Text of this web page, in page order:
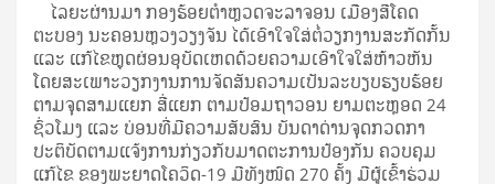
ໄລຍະຜ່ານມາ ກອງຮ້ອຍຕຳຫຼວດຈະລາຈອນ ເມືອງສີໂຄດ
ຕະບອງ ນະຄອນຫຼວງວຽງຈັນ ໄດ້ເອົາໃຈໃສ່ຕໍ່ວຽກງານສະກັດກັ້ນ
ແລະ ແກ້ໄຂຫຼຸດຜ່ອນອຸບັດເຫດດ້ວຍຄວາມເອົາໃຈໃສ່ຫ້າວຫັນ
ໂດຍສະເພາະວຽກງານການຈັດສັນຄວາມເປັນລະບຽບຮຽບຮ້ອຍ
ຕາມຈຸດສາມແຍກ ສີ່ແຍກ ຕາມປ້ອມຖາວອນ ຍາມຕະຫຼອດ 24
ຊົ່ວໂມງ ແລະ ບ່ອນທີ່ມີຄວາມສັບສົນ ບັນດາດ່ານຈຸດກວດກາ
ປະຕິບັດຕາມແຈ້ງການກ່ຽວກັບມາດຕະການປ້ອງກັນ ຄວບຄຸມ
ແກ້ໄຂ ຂອງພະຍາດໂຄວິດ-19 ມີທັງໜົດ 270 ຄັ້ງ ມີຜູ້ເຂົ້າຮ່ວມ